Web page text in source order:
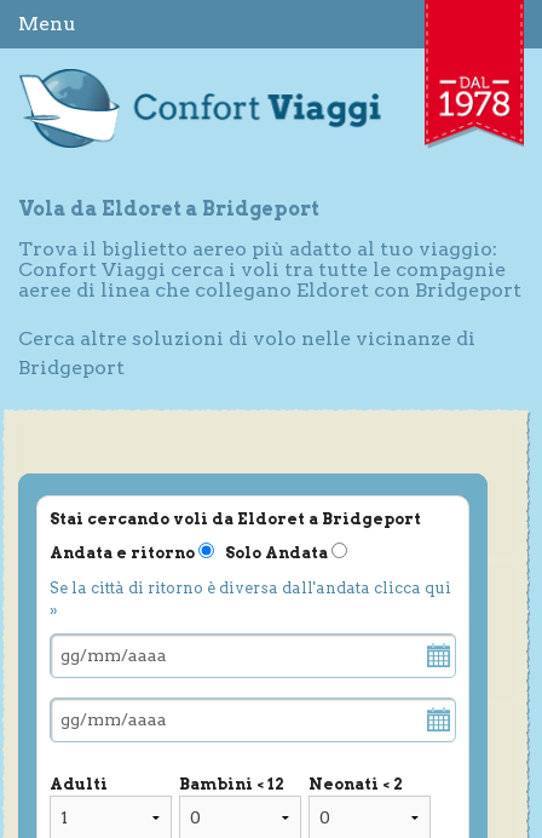
Menu
Vola da Eldoret a Bridgeport
Trova il biglietto aereo più adatto al tuo viaggio:
Confort Viaggi cerca i voli tra tutte le compagnie
aeree di linea che collegano Eldoret con Bridgeport
Cerca altre soluzioni di volo nelle vicinanze di
Bridgeport
Stai cercando voli da Eldoret a Bridgeport
Andata e ritorno
Solo Andata
Se la città di ritorno è diversa dall'andata clicca qui
»
Adulti Bambini < 12 Neonati < 2